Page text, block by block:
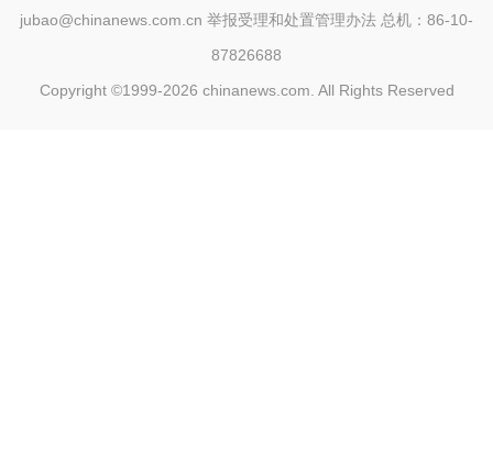
jubao@chinanews.com.cn 举报受理和处置管理办法 总机：86-10-
87826688
Copyright ©1999-2026 chinanews.com. All Rights Reserved